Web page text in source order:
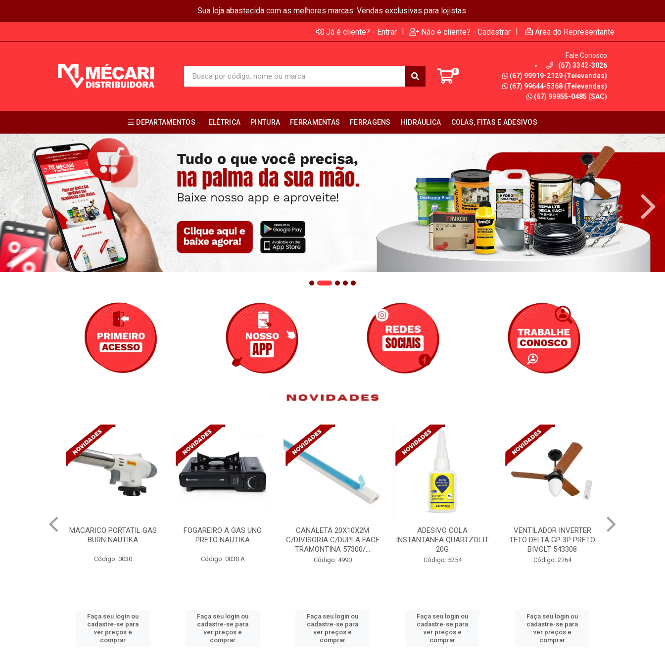
Sua loja abastecida com as melhores marcas. Vendas exclusivas para lojistas.
Já é cliente? - Entrar | Não é cliente? - Cadastrar | Área do Representante
0
Fale Conosco
(67) 3342-3026
(67) 99919-2129 (Televendas)
(67) 99644-5368 (Televendas)
(67) 99955-0485 (SAC)
DEPARTAMENTOS ELÉTRICA PINTURA FERRAMENTAS FERRAGENS HIDRÁULICA COLAS, FITAS E ADESIVOS
FOGAREIRO A GAS UNO
PRETO NAUTIKA
Código: 0030 A
Faça seu login ou
cadastre-se para
ver preços e
comprar
CANALETA 20X10X2M
C/DIVISORIA C/DUPLA FACE
Código: 4990
Faça seu login ou
cadastre-se para
ver preços e
comprar
ADESIVO COLA
INSTANTANEA QUARTZOLIT
20G
Código: 5254
Faça seu login ou
cadastre-se para
ver preços e
comprar
VENTILADOR INVERTER
TETO DELTA GP 3P PRETO
BIVOLT 543308
Código: 2764
Faça seu login ou
cadastre-se para
ver preços e
comprar
VENTILADOR INVERTER
TETO DELTA GP 3P PRETO
BIVOLT 543302
Código: 2765
Faça seu login ou
cadastre-se para
ver preços e
comprar